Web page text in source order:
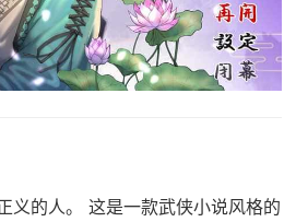
义的人。 这是一款武侠小说风格的